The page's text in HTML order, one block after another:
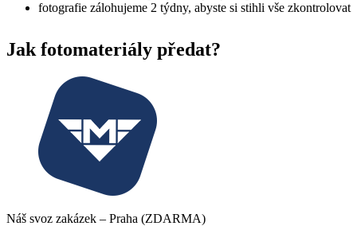
fotografie zálohujeme 2 týdny, abyste si stihli vše zkontrolovat
Jak fotomateriály předat?
Náš svoz zakázek – Praha (ZDARMA)